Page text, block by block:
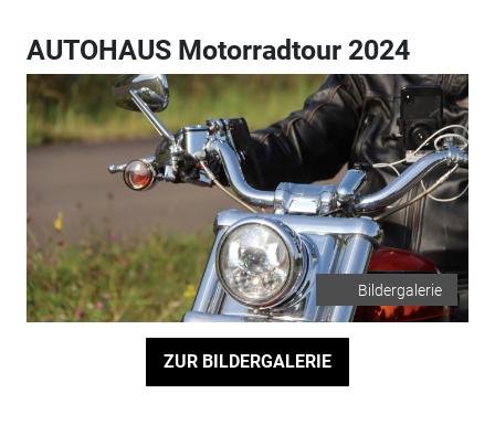
AUTOHAUS Motorradtour 2024
Bildergalerie
ZUR BILDERGALERIE